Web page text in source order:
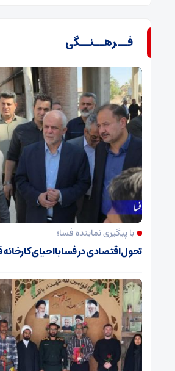
فــرهــنــگی
با پیگیری نماینده فسا؛
تحول اقتصادی در فسا با احیای